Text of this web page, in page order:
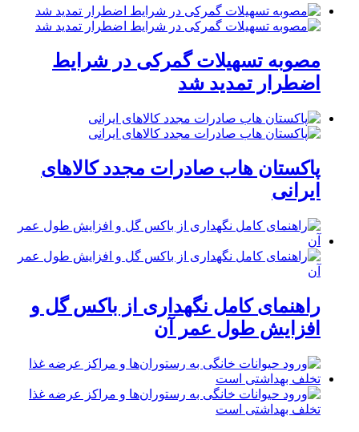
مصوبه تسهیلات گمرکی در شرایط
اضطرار تمدید شد
پاکستان هاب صادرات مجدد کالاهای
ایرانی
راهنمای کامل نگهداری از باکس گل و
افزایش طول عمر آن